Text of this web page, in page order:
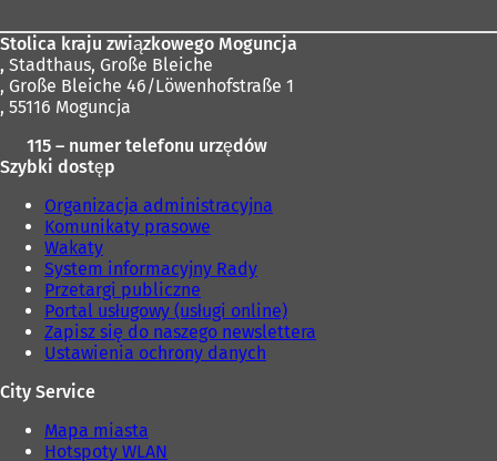
Stolica kraju związkowego Moguncja
, Stadthaus, Große Bleiche
, Große Bleiche 46/Löwenhofstraße 1
, 55116 Moguncja
115 – numer telefonu urzędów
Szybki dostęp
Organizacja administracyjna
Komunikaty prasowe
Wakaty
System informacyjny Rady
Przetargi publiczne
Portal usługowy (usługi online)
Zapisz się do naszego newslettera
Ustawienia ochrony danych
City Service
Mapa miasta
Hotspoty WLAN